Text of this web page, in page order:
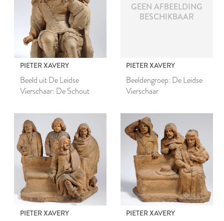
PIETER XAVERY
Beeld uit De Leidse
Vierschaar: De Schout
GEEN AFBEELDING
BESCHIKBAAR
PIETER XAVERY
Beeldengroep: De Leidse
Vierschaar
PIETER XAVERY PIETER XAVERY